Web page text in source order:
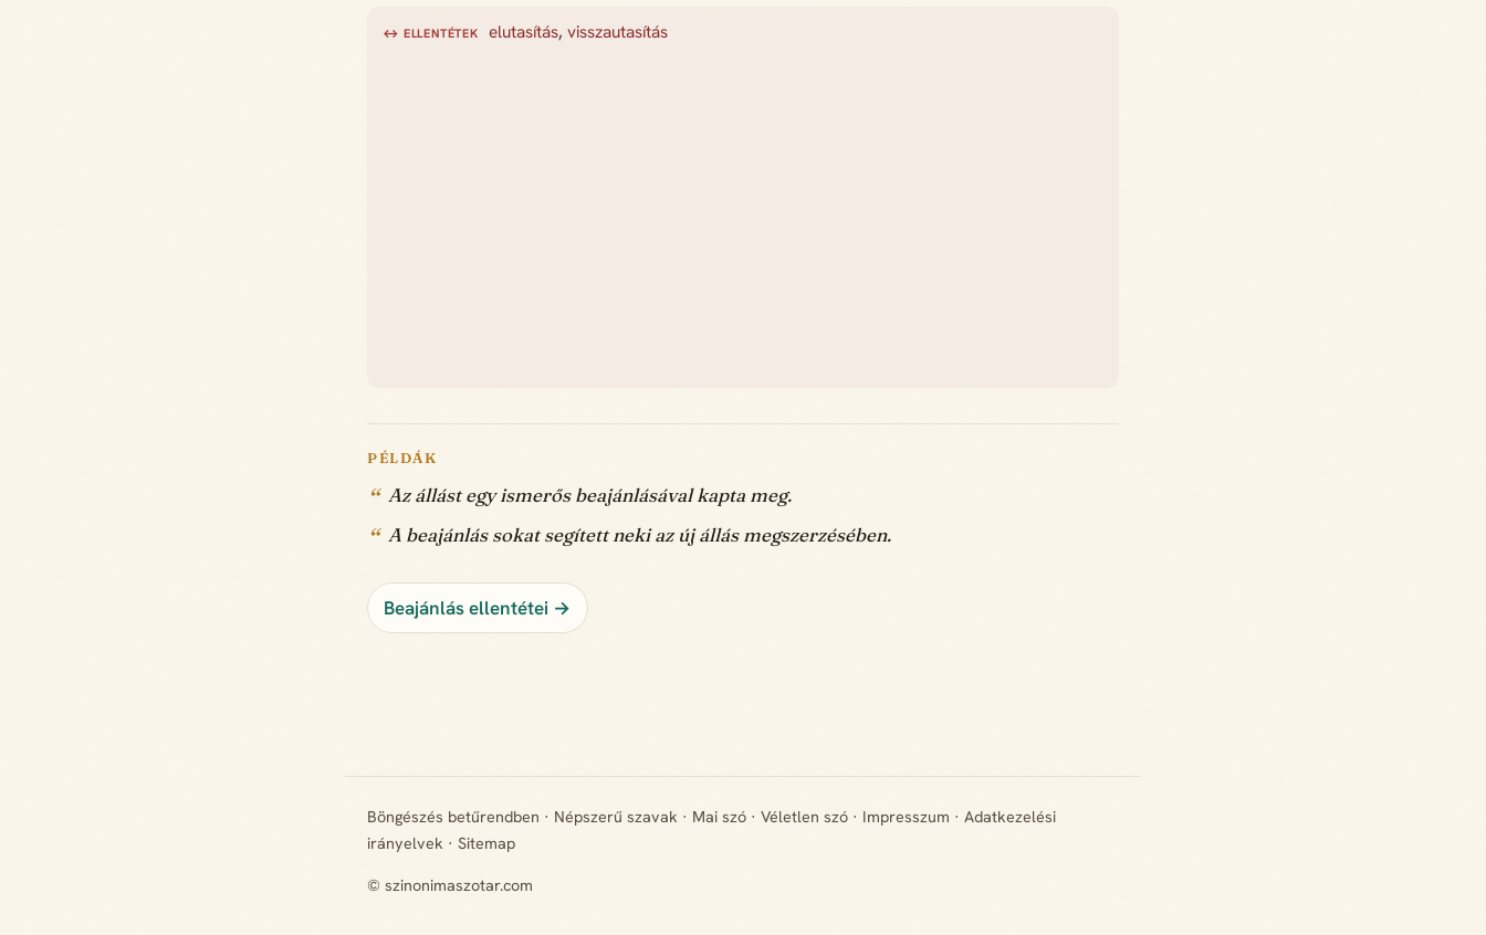
↔ ELLENTÉTEK elutasítás,visszautasítás
PÉLDÁK
Az állást egy ismerős beajánlásával kapta meg.
A beajánlás sokat segített neki az új állás megszerzésében.
Beajánlás ellentétei →
Böngészés betűrendben · Népszerű szavak · Mai szó · Véletlen szó · Impresszum · Adatkezelési
irányelvek · Sitemap
© szinonimaszotar.com